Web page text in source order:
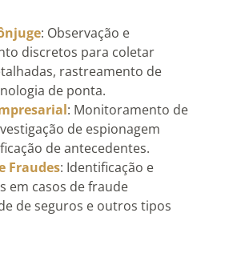
: Observação e
discretos para coletar
rastreamento de
de ponta.
: Monitoramento de
de espionagem
de antecedentes.
Fraudes: Identificação e
em casos de fraude
de seguros e outros tipos